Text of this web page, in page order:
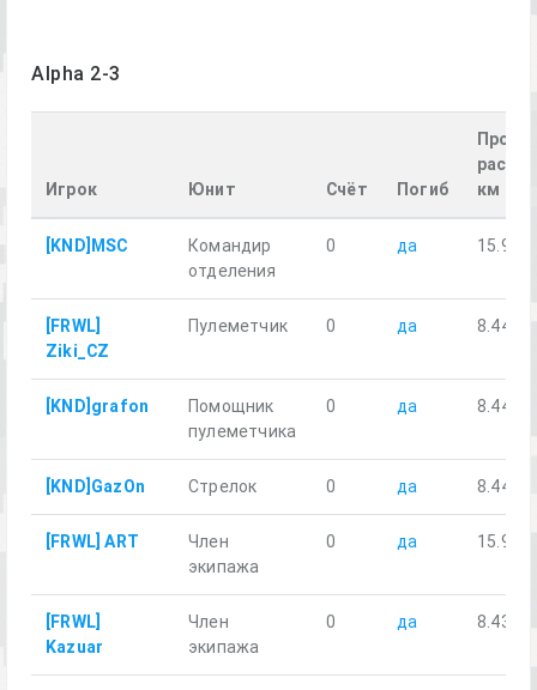
Alpha 2-3
Игрок Юнит Счёт Погиб
км
[KND]MSC
Командир
отделения
0 да 15.98
[FRWL]
Ziki_CZ
Пулеметчик 0 да 8.44
[KND]grafon
Помощник
пулеметчика
0 да 8.44
[KND]GazOn Стрелок 0 да 8.44
[FRWL] ART
Член
экипажа
0 да 15.97
[FRWL]
Kazuar
Член
экипажа
0 да 8.43